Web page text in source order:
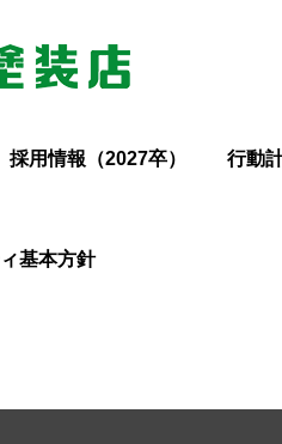
採用情報（2027卒） 行動
基本方針